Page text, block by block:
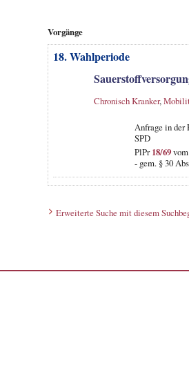
Vorgänge
18. Wahlperiode
Chronisch Kranker,
Anfrage in der
SPD
PlPr18/69vom
- gem. § 30
Erweiterte Suche mit diesem